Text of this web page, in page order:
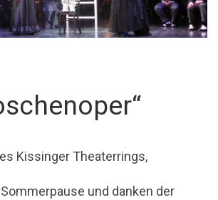
Kissinger Theaterrings,
und danken der